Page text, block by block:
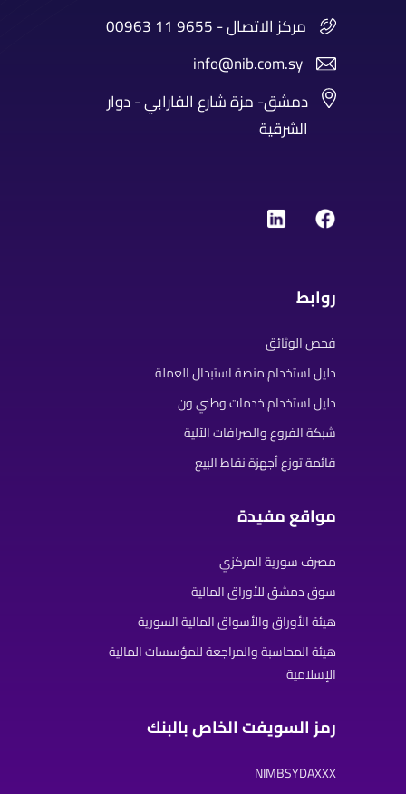
00963 11 9655 - مركز الاتصال
info@nib.com.sy
دمشق- مزة شارع الفارابي - دوار
الشرقية
روابط
فحص الوثائق
دليل استخدام منصة استبدال العملة
دليل استخدام خدمات وطني ون
شبكة الفروع والصرافات الآلية
قائمة توزع أجهزة نقاط البيع
مواقع مفيدة
مصرف سورية المركزي
سوق دمشق للأوراق المالية
هيئة الأوراق والأسواق المالية السورية
هيئة المحاسبة والمراجعة للمؤسسات المالية
الإسلامية
رمز السويفت الخاص بالبنك
NIMBSYDAXXX